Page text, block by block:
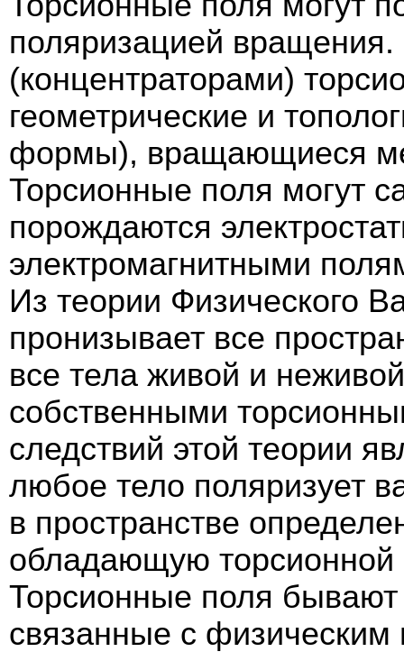
поляризацией вращения.
(концентраторами)
геометрические и
формы), вращающиеся
Торсионные поля могут
порождаются
электромагнитными
Из теории Физического
пронизывает все
все тела живой и
собственными
следствий этой теории
любое тело поляризует
в пространстве
обладающую
Торсионные поля
связанные с